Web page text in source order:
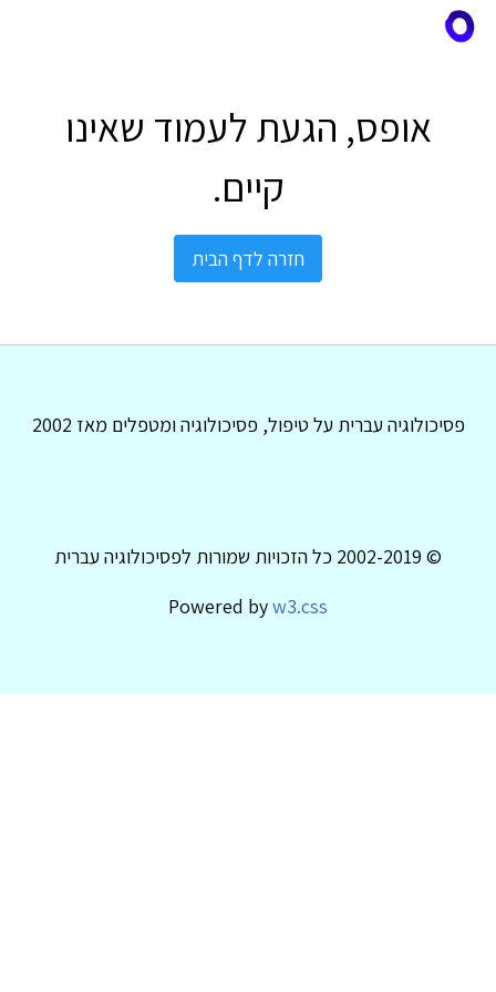
אופס, הגעת לעמוד שאינו
קיים.
חזרה לדף הבית
פסיכולוגיה עברית על טיפול, פסיכולוגיה ומטפלים מאז 2002
© 2002-2019 כל הזכויות שמורות לפסיכולוגיה עברית
Powered byw3.css